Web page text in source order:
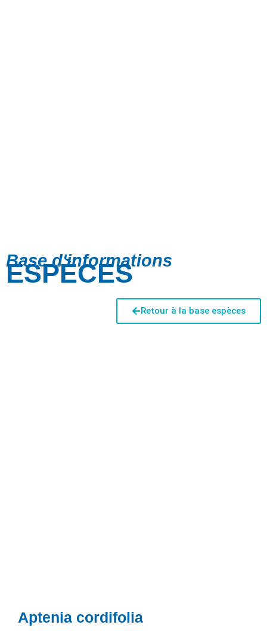
Base d'informations
ESPÈCES
Retour à la base espèces
Aptenia cordifolia